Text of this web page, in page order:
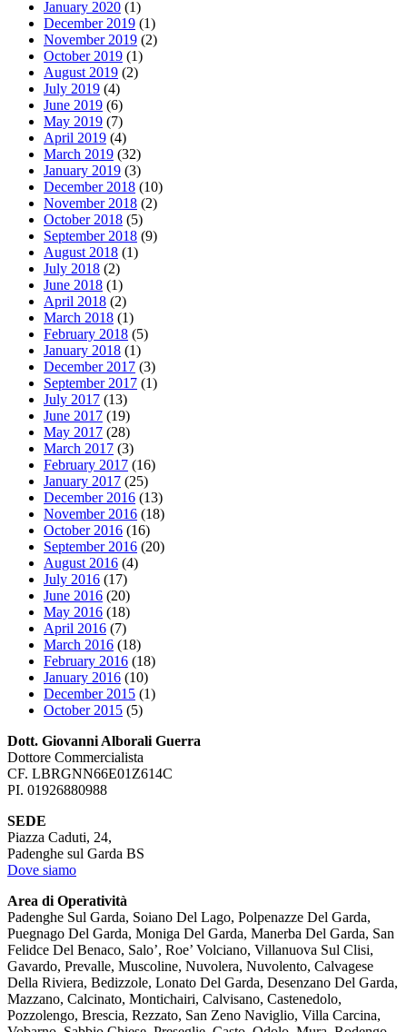
January 2020 (1)
December 2019 (1)
November 2019 (2)
October 2019 (1)
August 2019 (2)
July 2019 (4)
June 2019 (6)
May 2019 (7)
April 2019 (4)
March 2019 (32)
January 2019 (3)
December 2018 (10)
November 2018 (2)
October 2018 (5)
September 2018 (9)
August 2018 (1)
July 2018 (2)
June 2018 (1)
April 2018 (2)
March 2018 (1)
February 2018 (5)
January 2018 (1)
December 2017 (3)
September 2017 (1)
July 2017 (13)
June 2017 (19)
May 2017 (28)
March 2017 (3)
February 2017 (16)
January 2017 (25)
December 2016 (13)
November 2016 (18)
October 2016 (16)
September 2016 (20)
August 2016 (4)
July 2016 (17)
June 2016 (20)
May 2016 (18)
April 2016 (7)
March 2016 (18)
February 2016 (18)
January 2016 (10)
December 2015 (1)
October 2015 (5)
Dott. Giovanni Alborali Guerra
Dottore Commercialista
CF. LBRGNN66E01Z614C
PI. 01926880988
SEDE
Piazza Caduti, 24,
Padenghe sul Garda BS
Dove siamo
Area di Operatività
Padenghe Sul Garda, Soiano Del Lago, Polpenazze Del Garda,
Puegnago Del Garda, Moniga Del Garda, Manerba Del Garda, San
Felidce Del Benaco, Salo’, Roe’ Volciano, Villanuova Sul Clisi,
Gavardo, Prevalle, Muscoline, Nuvolera, Nuvolento, Calvagese
Della Riviera, Bedizzole, Lonato Del Garda, Desenzano Del Garda,
Mazzano, Calcinato, Montichairi, Calvisano, Castenedolo,
Pozzolengo, Brescia, Rezzato, San Zeno Naviglio, Villa Carcina,